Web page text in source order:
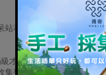
著打怪。
才是新起點。
要素，等待您去發現。